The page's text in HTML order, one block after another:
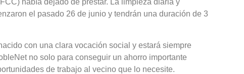
había dejado de prestar. La limpieza diaria y
el pasado 26 de junio y tendrán una duración de 3
con una clara vocación social y estará siempre
no solo para conseguir un ahorro importante
de trabajo al vecino que lo necesite.